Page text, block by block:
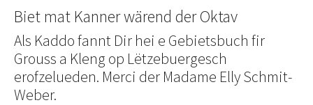
Biet mat Kanner wärend der Oktav
Als Kaddo fannt Dir hei e Gebietsbuch fir
Grouss a Kleng op Lëtzebuergesch
erofzelueden. Merci der Madame Elly Schmit-
Weber.